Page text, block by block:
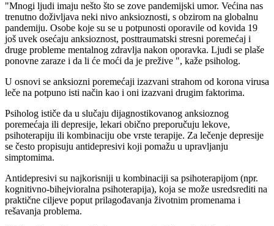
"Mnogi ljudi imaju nešto što se zove pandemijski umor. Većina nas
trenutno doživljava neki nivo anksioznosti, s obzirom na globalnu
pandemiju. Osobe koje su se u potpunosti oporavile od kovida 19
još uvek osećaju anksioznost, posttraumatski stresni poremećaj i
druge probleme mentalnog zdravlja nakon oporavka. Ljudi se plaše
ponovne zaraze i da li će moći da je prežive ", kaže psiholog.
U osnovi se anksiozni poremećaji izazvani strahom od korona virusa
leče na potpuno isti način kao i oni izazvani drugim faktorima.
Psiholog ističe da u slučaju dijagnostikovanog anksioznog
poremećaja ili depresije, lekari obično preporučuju lekove,
psihoterapiju ili kombinaciju obe vrste terapije. Za lečenje depresije
se često propisuju antidepresivi koji pomažu u upravljanju
simptomima.
Antidepresivi su najkorisniji u kombinaciji sa psihoterapijom (npr.
kognitivno-bihejvioralna psihoterapija), koja se može usredsrediti na
praktične ciljeve poput prilagođavanja životnim promenama i
rešavanja problema.